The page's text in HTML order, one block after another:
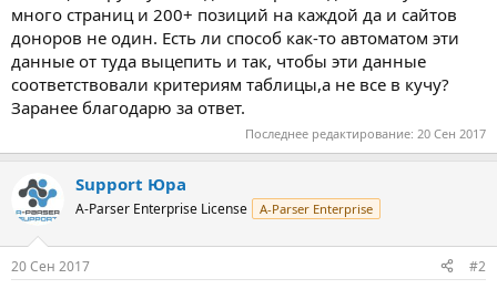
много страниц и 200+ позиций на каждой да и сайтов
доноров не один. Есть ли способ как-то автоматом эти
данные от туда выцепить и так, чтобы эти данные
соответствовали критериям таблицы,а не все в кучу?
Заранее благодарю за ответ.
Последнее редактирование: 20 Сен 2017
Support Юра
A-Parser Enterprise License A-Parser Enterprise
20 Сен 2017 #2